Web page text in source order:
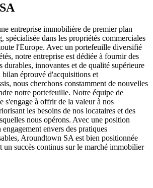
entreprise immobilière de premier plan
spécialisée dans les propriétés commerciales
l'Europe. Avec un portefeuille diversifié
notre entreprise est dédiée à fournir des
durables, innovantes et de qualité supérieure
éprouvé d'acquisitions et
nous cherchons constamment de nouvelles
notre portefeuille. Notre équipe de
s'engage à offrir de la valeur à nos
les besoins de nos locataires et des
nous opérons. Avec une position
envers des pratiques
Aroundtown SA est bien positionnée
un succès continus sur le marché immobilier